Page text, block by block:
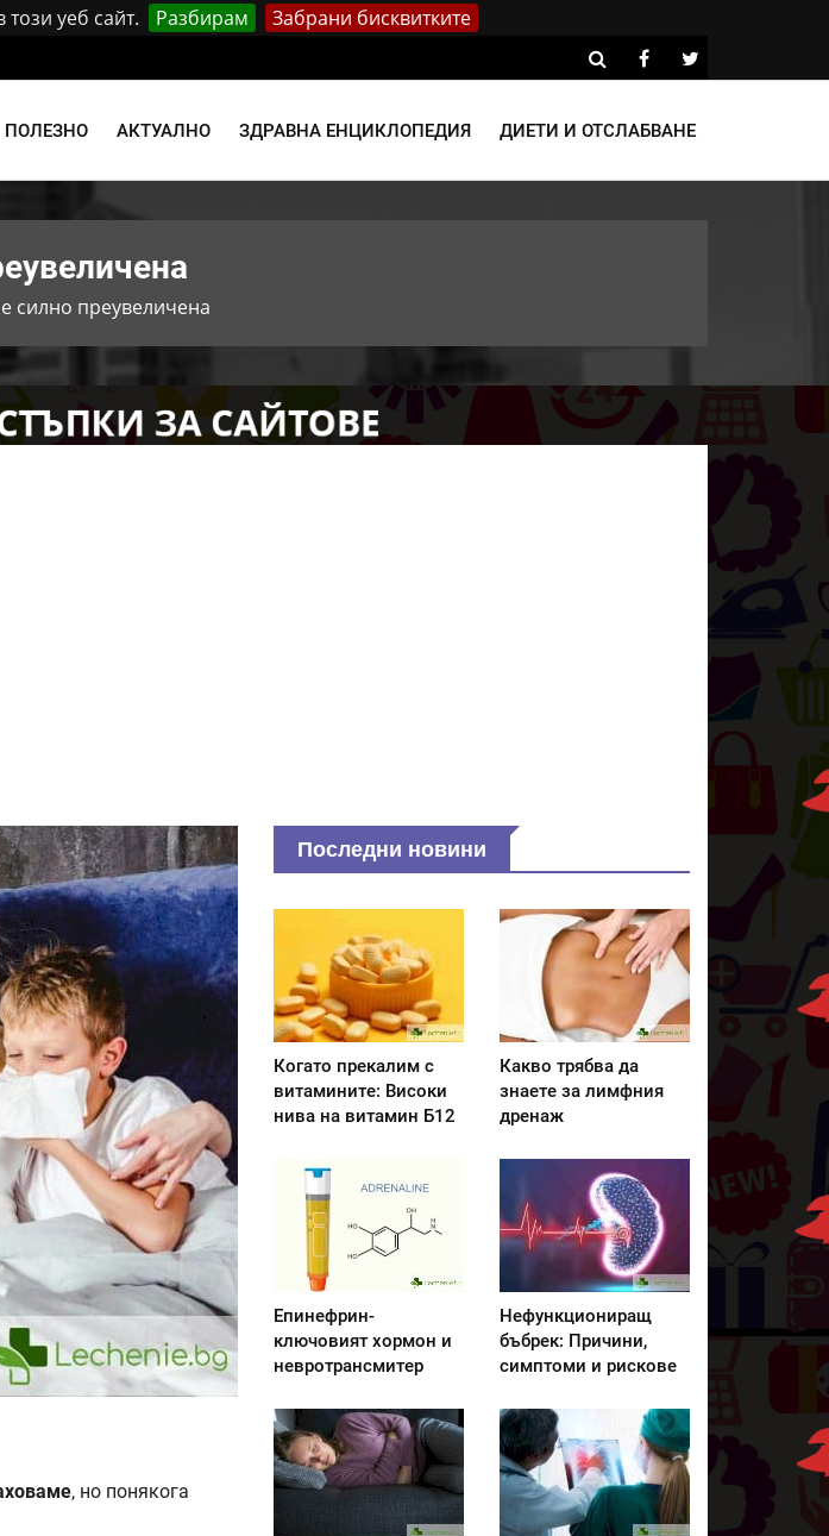
уеб сайт. Разбирам Забрани бисквитките
ПОЛЕЗНО АКТУАЛНО ЗДРАВНА ЕНЦИКЛОПЕДИЯ ДИЕТИ И ОТСЛАБВАНЕ
силно преувеличена
, но понякога
Последни новини
Когато прекалим с
витамините: Високи
нива на витамин Б12
Какво трябва да
знаете за лимфния
дренаж
Епинефрин-
ключовият хормон и
невротрансмитер
Нефункциониращ
бъбрек: Причини,
симптоми и рискове